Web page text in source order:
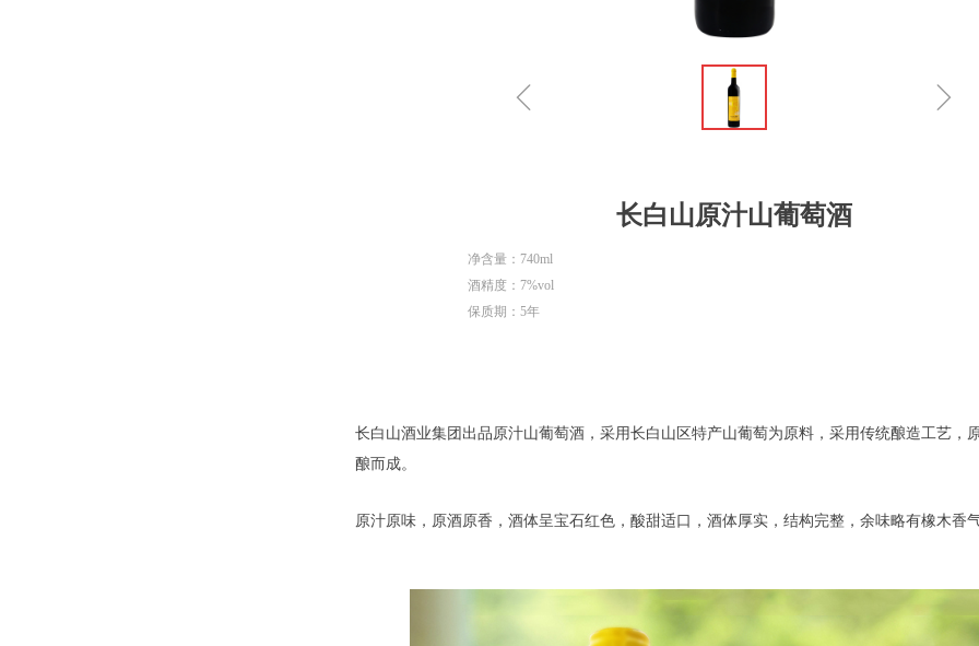
ꁆ ꁇ
长白山原汁山葡萄酒
净含量：740ml
酒精度：7%vol
保质期：5年
长白山酒业集团出品原汁山葡萄酒，采用长白山区特产山葡萄为原料，采用传统酿造工艺，
酿而成。
原汁原味，原酒原香，酒体呈宝石红色，酸甜适口，酒体厚实，结构完整，余味略有橡木香